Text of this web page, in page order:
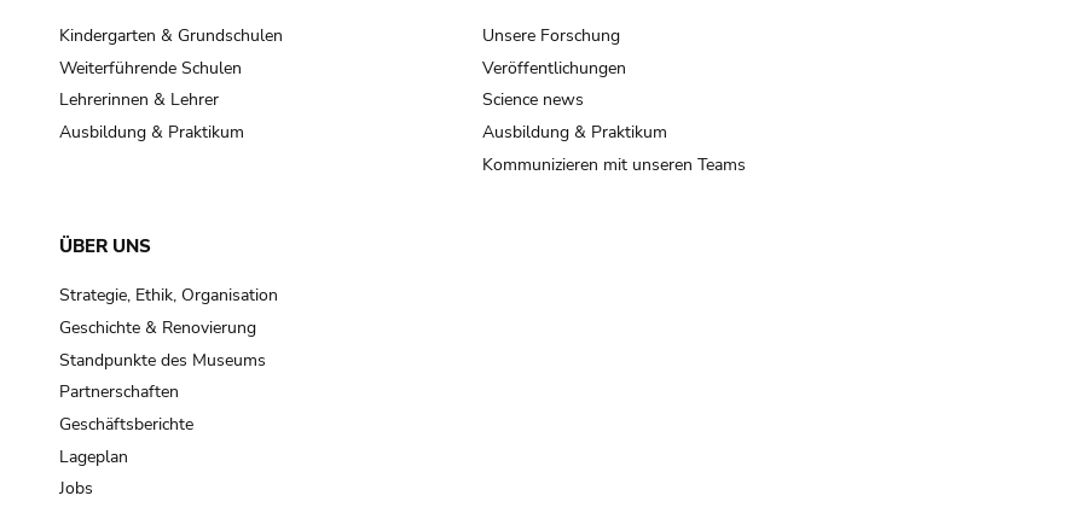
Kindergarten & Grundschulen
Weiterführende Schulen
Lehrerinnen & Lehrer
Ausbildung & Praktikum
Unsere Forschung
Veröffentlichungen
Science news
Ausbildung & Praktikum
Kommunizieren mit unseren Teams
ÜBER UNS
Strategie, Ethik, Organisation
Geschichte & Renovierung
Standpunkte des Museums
Partnerschaften
Geschäftsberichte
Lageplan
Jobs